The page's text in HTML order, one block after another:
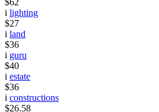
$62
i lighting
$27
i land
$36
i guru
$40
i estate
$36
i constructions
$26.58